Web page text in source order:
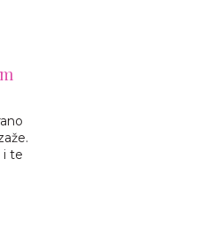
i te